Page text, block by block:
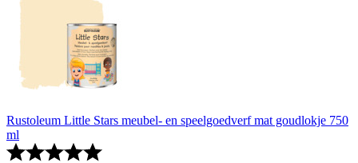
Rustoleum Little Stars meubel- en speelgoedverf mat goudlokje 750
ml